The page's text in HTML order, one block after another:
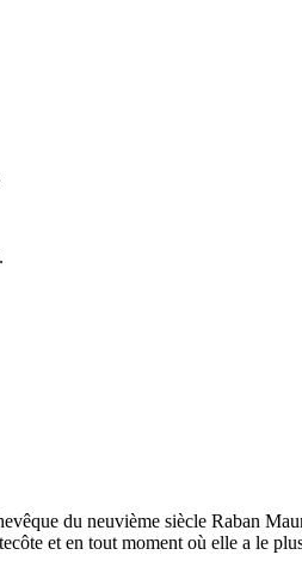
du neuvième siècle Raban
et en tout moment où elle a le